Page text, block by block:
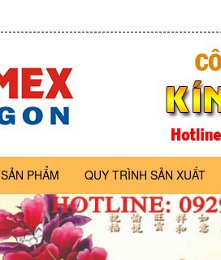
SẢN PHẨM QUY TRÌNH SẢN XUẤT